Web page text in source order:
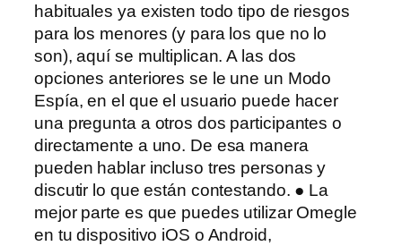
habituales ya existen todo tipo de riesgos
para los menores (y para los que no lo
son), aquí se multiplican. A las dos
opciones anteriores se le une un Modo
Espía, en el que el usuario puede hacer
una pregunta a otros dos participantes o
directamente a uno. De esa manera
pueden hablar incluso tres personas y
discutir lo que están contestando. ● La
mejor parte es que puedes utilizar Omegle
en tu dispositivo iOS o Android,